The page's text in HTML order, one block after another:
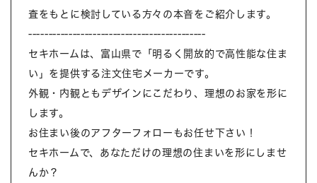
査をもとに検討している方々の本音をご紹介します。
--------------------------------------------
セキホームは、富山県で「明るく開放的で高性能な住ま
い」を提供する注文住宅メーカーです。
外観・内観ともデザインにこだわり、理想のお家を形に
します。
お住まい後のアフターフォローもお任せ下さい！
セキホームで、あなただけの理想の住まいを形にしませ
んか？